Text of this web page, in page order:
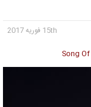
15th فوریه 2017
Song Of